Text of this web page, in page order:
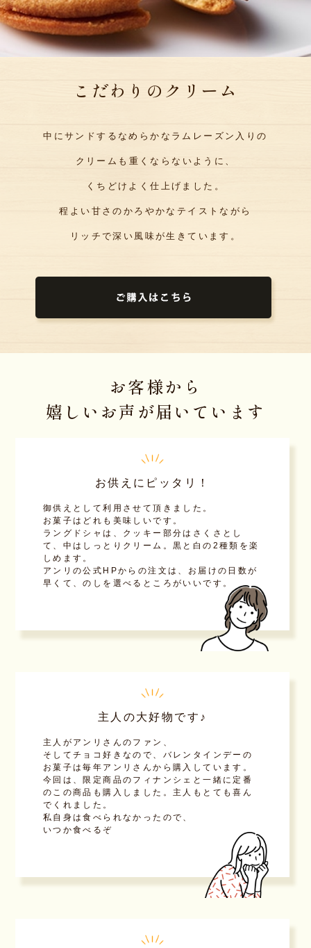
こだわりのクリーム
中にサンドするなめらかなラムレーズン入りの
クリームも 重くならないように、
くちどけよく仕上げました。
程よい甘さのかろやかなテイストながら
リッチで深い風味が生きています。
お客様から
嬉しいお声が届いています
お供えにピッタリ！
御供えとして利用させて頂きました。
お菓子はどれも美味しいです。
ラングドシャは、クッキー部分はさくさとし
て、中はしっとりクリーム。黒と白の2種類を楽
しめます。
アンリの公式HPからの注文は、お届けの日数が
早くて、のしを選べるところがいいです。
主人の大好物です♪
主人がアンリさんのファン、
そしてチョコ好きなので、バレンタインデーの
お菓子は毎年アンリさんから購入しています。
今回は、限定商品のフィナンシェと一緒に定番
のこの商品も購入しました。主人もとても喜ん
でくれました。
私自身は食べられなかったので、
いつか食べるぞ